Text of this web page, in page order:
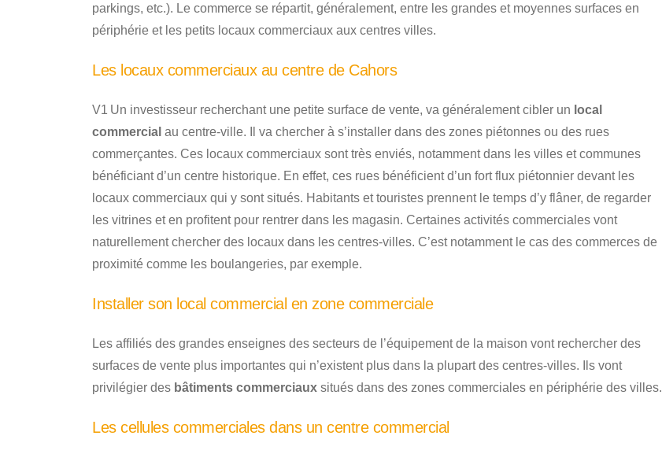
parkings, etc.). Le commerce se répartit, généralement, entre les grandes et moyennes surfaces en
périphérie et les petits locaux commerciaux aux centres villes.
Les locaux commerciaux au centre de Cahors
V1 Un investisseur recherchant une petite surface de vente, va généralement cibler un local
commercial au centre-ville. Il va chercher à s’installer dans des zones piétonnes ou des rues
commerçantes. Ces locaux commerciaux sont très enviés, notamment dans les villes et communes
bénéficiant d’un centre historique. En effet, ces rues bénéficient d’un fort flux piétonnier devant les
locaux commerciaux qui y sont situés. Habitants et touristes prennent le temps d’y flâner, de regarder
les vitrines et en profitent pour rentrer dans les magasin. Certaines activités commerciales vont
naturellement chercher des locaux dans les centres-villes. C’est notamment le cas des commerces de
proximité comme les boulangeries, par exemple.
Installer son local commercial en zone commerciale
Les affiliés des grandes enseignes des secteurs de l’équipement de la maison vont rechercher des
surfaces de vente plus importantes qui n’existent plus dans la plupart des centres-villes. Ils vont
privilégier des bâtiments commerciaux situés dans des zones commerciales en périphérie des villes.
Les cellules commerciales dans un centre commercial